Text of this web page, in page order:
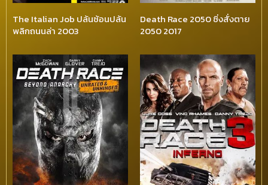
The Italian Job ปล้นซ้อนปล้น
พลิกถนนล่า 2003
Death Race 2050 ซิ่งสั่งตาย
2050 2017